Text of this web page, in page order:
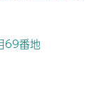
69番地